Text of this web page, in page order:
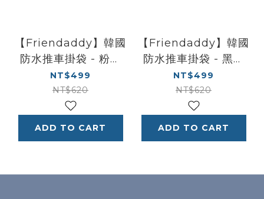
【Friendaddy】韓國
防水推車掛袋 - 粉色
燈泡
NT$499
NT$620
ADD TO CART
【Friendaddy】韓國
防水推車掛袋 - 黑色
小雛菊
NT$499
NT$620
ADD TO CART